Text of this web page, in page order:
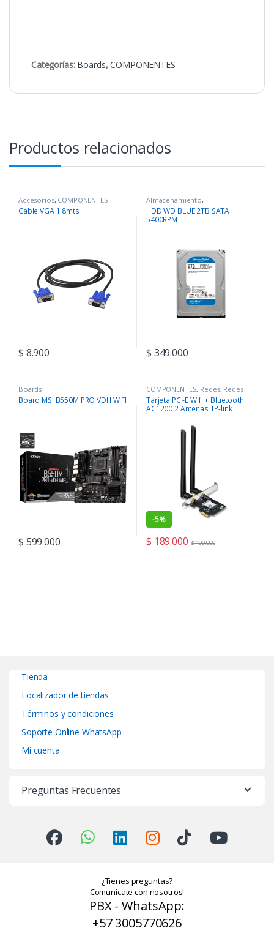
Categorías: Boards,COMPONENTES
Productos relacionados
Accesorios, COMPONENTES
Cable VGA 1.8mts
$ 8.900
Almacenamiento,
COMPONENTES
HDD WD BLUE 2TB SATA
5400RPM
$ 349.000
Boards
Board MSI B550M PRO VDH WIFI
$ 599.000
COMPONENTES, Redes, Redes
Tarjeta PCI-E Wifi + Bluetooth
AC1200 2 Antenas TP-link
-5%
$ 189.000 $199.000
Tienda
Localizador de tiendas
Términos y condiciones
Soporte Online WhatsApp
Mi cuenta
Preguntas Frecuentes
¿Tienes preguntas?
Comunícate con nosotros!
PBX - WhatsApp:
+57 3005770626